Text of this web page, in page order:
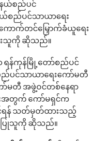
နယ်စည်ပင်
ယ်စည်ပင်သာယာရေး
ောက်တင်မြှောက်ခံယူ‌ရေး
းသူကို ဆိုသည်။
န်ကုန်မြို့‌တော်စည်ပင်
ည်ပင်သာယာ‌ရေး‌ကော်မတီ
ာ်မတီ အဖွဲ့ဝင်တစ်‌နေရာ
းအတွက် ‌ကော်မရှင်က
ရန် သတ်မှတ်ထားသည့်
ပြုသူကို ဆိုသည်။